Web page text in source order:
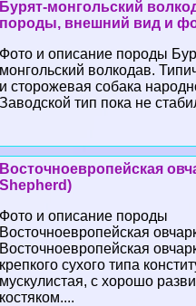
Бурят-монгольский
породы, внешний вид и
Фото и описание породы
монгольский волкодав.
и сторожевая собака
Заводской тип пока не
Восточноевропейская
Shepherd)
Фото и описание породы
Восточноевропейская
Восточноевропейская
крепкого сухого типа
мускулистая, с хорошо
костяком....